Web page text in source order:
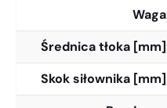
Waga
Średnica tłoka [mm]
Skok siłownika [mm]